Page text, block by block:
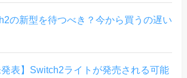
の新型を待つべき？今から買うの遅い
発表】Switch2ライトが発売される可能